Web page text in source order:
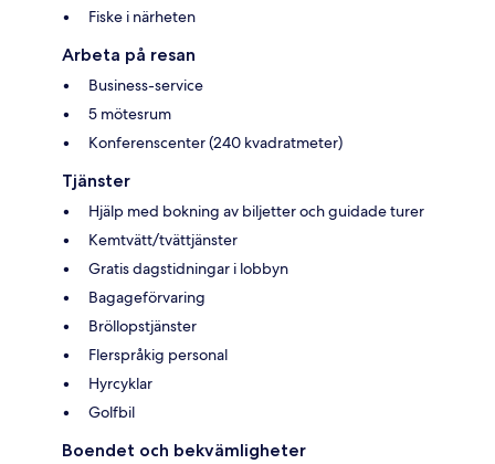
Fiske i närheten
Arbeta på resan
Business-service
5 mötesrum
Konferenscenter (240 kvadratmeter)
Tjänster
Hjälp med bokning av biljetter och guidade turer
Kemtvätt/tvättjänster
Gratis dagstidningar i lobbyn
Bagageförvaring
Bröllopstjänster
Flerspråkig personal
Hyrcyklar
Golfbil
Boendet och bekvämligheter